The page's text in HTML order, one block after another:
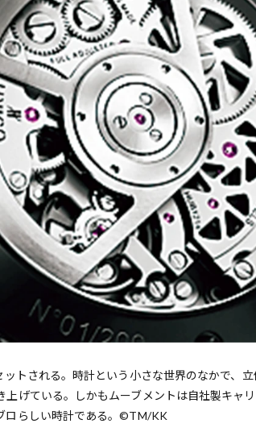
トされる。時計という小さな世界のなかで、
げている。しかもムーブメントは自社製キャ
ロらしい時計である。©TM/KK